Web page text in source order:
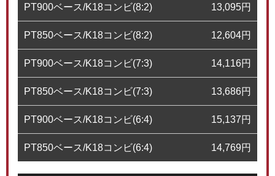
PT900ベース/K18コンビ(8:2) 13,095円
PT850ベース/K18コンビ(8:2) 12,604円
PT900ベース/K18コンビ(7:3) 14,116円
PT850ベース/K18コンビ(7:3) 13,686円
PT900ベース/K18コンビ(6:4) 15,137円
PT850ベース/K18コンビ(6:4) 14,769円